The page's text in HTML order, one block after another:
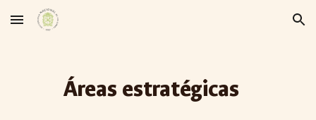
Skip to main content Skip to navigation
Áreas estratégicas